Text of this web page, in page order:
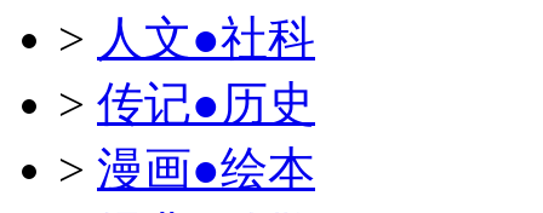
> 人文●社科
> 传记●历史
> 漫画●绘本